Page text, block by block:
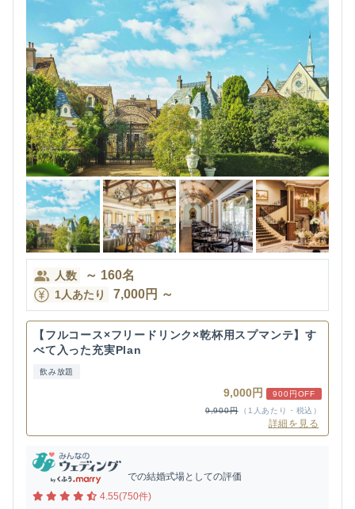
人数 ～ 160名
1人あたり 7,000円 ～
【フルコース×フリードリンク×乾杯用スプマンテ】す
べて入った充実Plan
飲み放題
9,000円
900円OFF
9,900円
（1人あたり・税込）
詳細を見る
での結婚式場としての評価
4.55(750件)